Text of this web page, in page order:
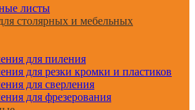
листы
столярных и мебельных
для пиления
для резки кромки и пластиков
для сверления
для фрезерования